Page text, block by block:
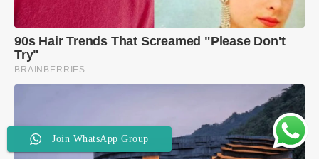
Join WhatsApp Group